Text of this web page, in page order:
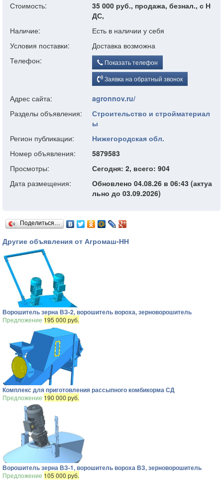
Стоимость:
35 000 руб., продажа, безнал., с Н
ДС,
Наличие:
Есть в наличии у себя
Условия поставки:
Доставка возможна
Телефон:
Показать телефон
Заявка на обратный звонок
Адрес сайта:
agronnov.ru/
Разделы объявления:
Строительство и стройматериал
ы
Регион публикации:
Нижегородская обл.
Номер объявления:
5879583
Просмотры:
Сегодня: 2, всего: 904
Дата размещения:
Обновлено 04.08.26 в 06:43 (актуа
льно до 03.09.2026)
Поделиться…
Другие объявления от Агромаш-НН
Ворошитель зерна ВЗ-2, ворошитель вороха, зерноворошитель
Предложение 195 000 руб.
Комплекс для приготовления рассыпного комбикорма СД
Предложение 190 000 руб.
Ворошитель зерна ВЗ-1, ворошитель вороха ВЗ, зерноворошитель
Предложение 105 000 руб.